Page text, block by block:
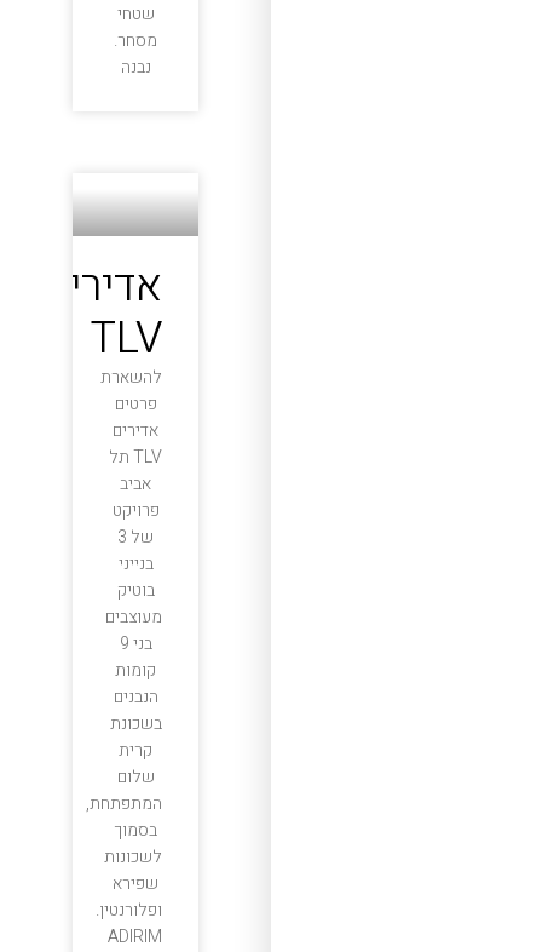
שטחי
מסחר.
נבנה
אדירים
TLV
להשארת
פרטים
אדירים
TLV תל
אביב
פרויקט
של 3
בנייני
בוטיק
מעוצבים
בני 9
קומות
הנבנים
בשכונת
קרית
שלום
המתפתחת,
בסמוך
לשכונות
שפירא
ופלורנטין.
ADIRIM